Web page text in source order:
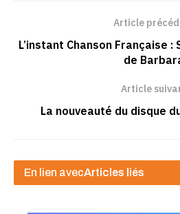
Article
L’instant Chanson Française :
de
Article
La nouveauté du disque
En lien avecArticles liés